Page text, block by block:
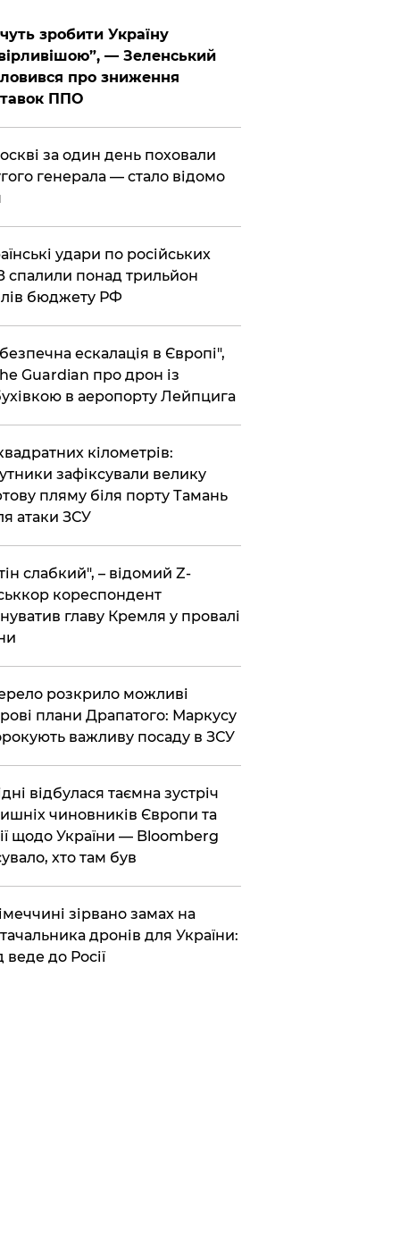
зробити Україну
— Зеленський
про зниження
ППО
за один день поховали
генерала — стало відомо
удари по російських
спалили понад трильйон
бюджету РФ
ескалація в Європі",
Guardian про дрон із
в аеропорту Лейпцига
кілометрів:
зафіксували велику
пляму біля порту Тамань
атаки ЗСУ
слабкий", – відомий Z-
кореспондент
главу Кремля у провалі
розкрило можливі
плани Драпатого: Маркусу
важливу посаду в ЗСУ
відбулася таємна зустріч
чиновників Європи та
щодо України — Bloomberg
хто там був
зірвано замах на
дронів для України:
веде до Росії